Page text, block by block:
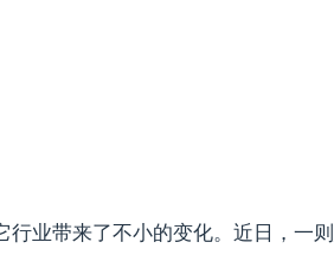
业带来了不小的变化。近日，一则